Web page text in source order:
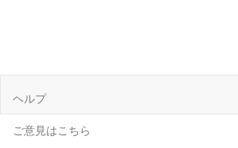
ヘルプ
ご意見はこちら